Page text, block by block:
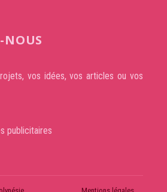
NOUS
vos idées, vos articles ou vos
publicitaires